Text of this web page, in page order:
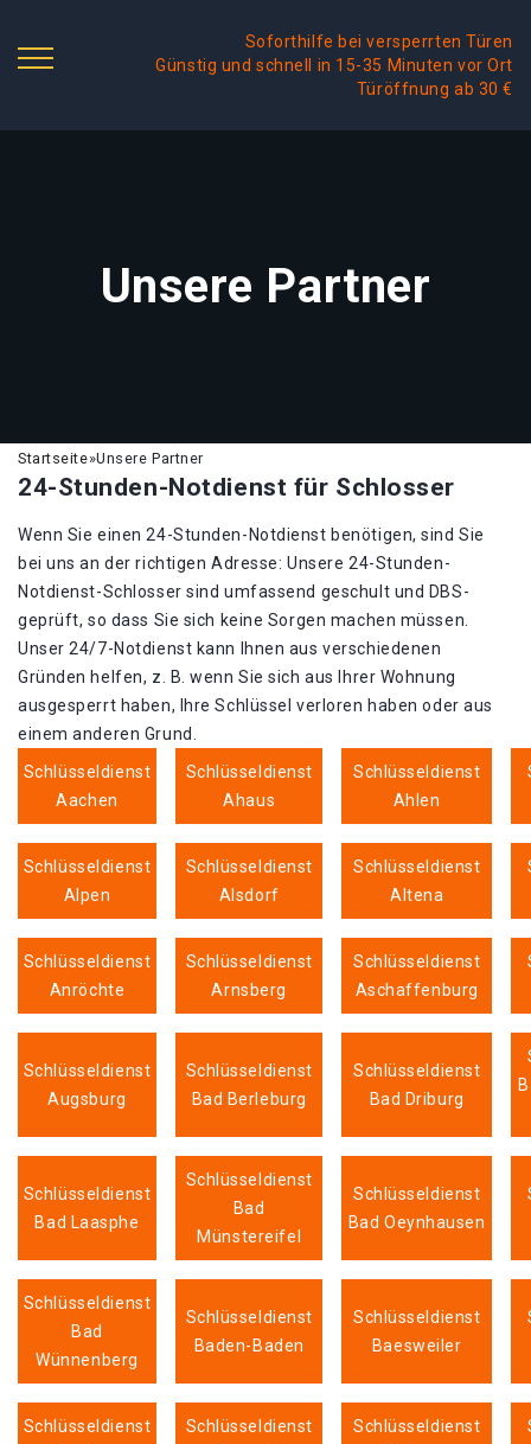
Soforthilfe bei versperrten Türen
Günstig und schnell in 15-35 Minuten vor Ort
Türöffnung ab 30 €
Unsere Partner
Startseite»Unsere Partner
24-Stunden-Notdienst für Schlosser
Wenn Sie einen 24-Stunden-Notdienst benötigen, sind Sie
bei uns an der richtigen Adresse: Unsere 24-Stunden-
Notdienst-Schlosser sind umfassend geschult und DBS-
geprüft, so dass Sie sich keine Sorgen machen müssen.
Unser 24/7-Notdienst kann Ihnen aus verschiedenen
Gründen helfen, z. B. wenn Sie sich aus Ihrer Wohnung
ausgesperrt haben, Ihre Schlüssel verloren haben oder aus
einem anderen Grund.
Schlüsseldienst
Aachen
Schlüsseldienst
Ahaus
Schlüsseldienst
Ahlen
Schlüsseldienst
Alpen
Schlüsseldienst
Alsdorf
Schlüsseldienst
Altena
Schlüsseldienst
Anröchte
Schlüsseldienst
Arnsberg
Schlüsseldienst
Aschaffenburg
Schlüsseldienst
Augsburg
Schlüsseldienst
Bad Berleburg
Schlüsseldienst
Bad Driburg
Schlüsseldienst
Bad Laasphe
Schlüsseldienst
Bad
Münstereifel
Schlüsseldienst
Bad Oeynhausen
Schlüsseldienst
Bad
Wünnenberg
Schlüsseldienst
Baden-Baden
Schlüsseldienst
Baesweiler
Schlüsseldienst
Schlüsseldienst
Schlüsseldienst